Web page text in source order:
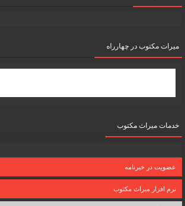
میرات مکتوب در چهارراه
خدمات میراث مکتوب
عضویت در خبرنامه
نرم افزار میراث مکتوب